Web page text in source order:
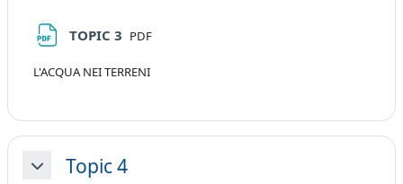
TOPIC 3 File
PDF
L'ACQUA NEI TERRENI
MinimizzaTopic 4